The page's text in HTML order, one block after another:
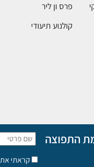
פרס ון ליר
קולנוע תיעודי
התפוצה
קראתי את